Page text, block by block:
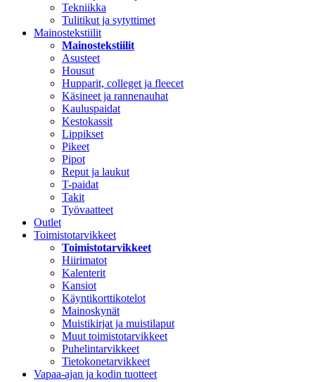
Tekniikka
Tulitikut ja sytyttimet
Mainostekstiilit
Mainostekstiilit
Asusteet
Housut
Hupparit, colleget ja fleecet
Käsineet ja rannenauhat
Kauluspaidat
Kestokassit
Lippikset
Pikeet
Pipot
Reput ja laukut
T-paidat
Takit
Työvaatteet
Outlet
Toimistotarvikkeet
Toimistotarvikkeet
Hiirimatot
Kalenterit
Kansiot
Käyntikorttikotelot
Mainoskynät
Muistikirjat ja muistilaput
Muut toimistotarvikkeet
Puhelintarvikkeet
Tietokonetarvikkeet
Vapaa-ajan ja kodin tuotteet